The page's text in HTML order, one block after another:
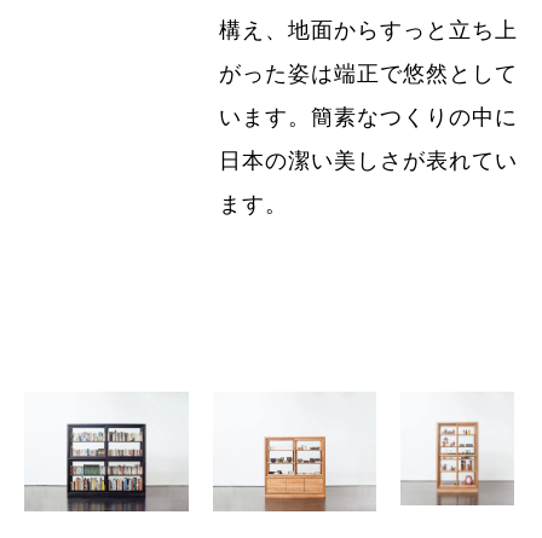
構え、地面からすっと立ち上
がった姿は端正で悠然として
います。簡素なつくりの中に
日本の潔い美しさが表れてい
ます。